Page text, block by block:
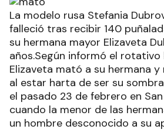
La modelo rusa Stefania
falleció tras recibir 140
su hermana mayor Elizaveta
años.Según informó el
Elizaveta mató a su hermana
al estar harta de ser su
el pasado 23 de febrero en
cuando la menor de las
un hombre desconocido a su